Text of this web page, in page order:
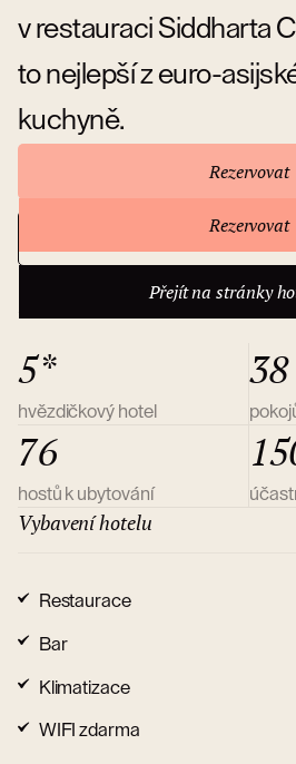
v restauraci Siddharta
to nejlepší z euro-
kuchyně.
Rezervovat
Rezervovat
Přejít na stránky
Přejít na stránky
5*
hvězdičkový hotel
38
76
hostů k ubytování
Vybavení hotelu
Restaurace
Bar
Klimatizace
WIFI zdarma